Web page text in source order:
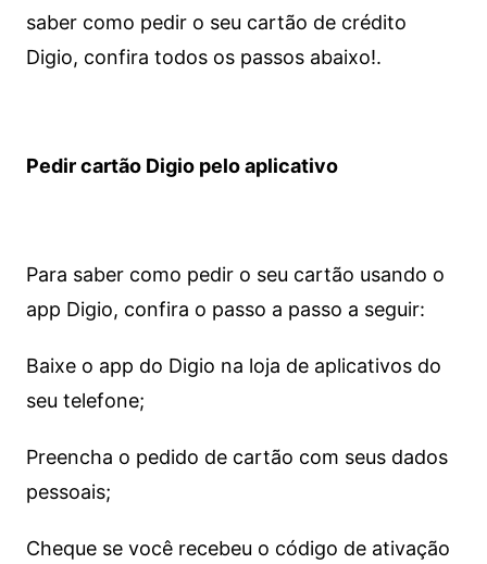
saber como pedir o seu cartão de crédito
Digio, confira todos os passos abaixo!.
Pedir cartão Digio pelo aplicativo
Para saber como pedir o seu cartão usando o
app Digio, confira o passo a passo a seguir:
Baixe o app do Digio na loja de aplicativos do
seu telefone;
Preencha o pedido de cartão com seus dados
pessoais;
Cheque se você recebeu o código de ativação